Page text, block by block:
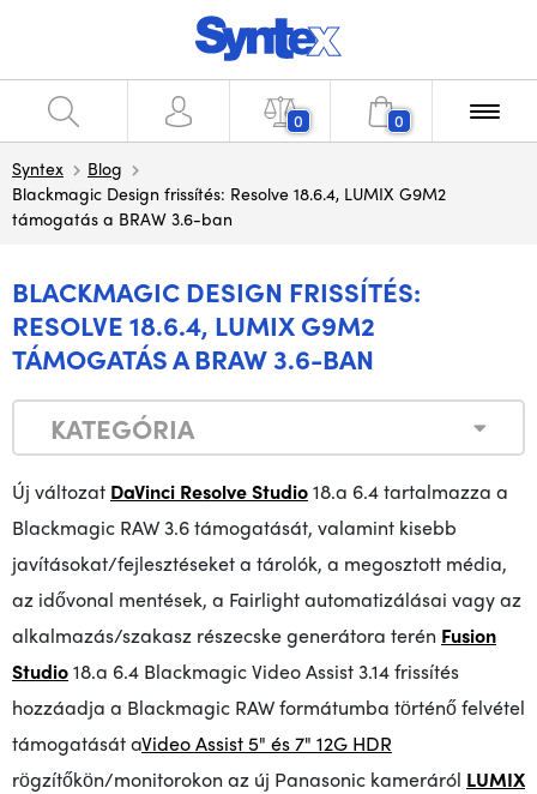
0 0
Syntex
Blog
Blackmagic Design frissítés: Resolve 18.6.4, LUMIX G9M2
támogatás a BRAW 3.6-ban
BLACKMAGIC DESIGN FRISSÍTÉS:
RESOLVE 18.6.4, LUMIX G9M2
TÁMOGATÁS A BRAW 3.6-BAN
KATEGÓRIA
Új változat DaVinci Resolve Studio18.a 6.4 tartalmazza a
Blackmagic RAW 3.6 támogatását, valamint kisebb
javításokat/fejlesztéseket a tárolók, a megosztott média,
az idővonal mentések, a Fairlight automatizálásai vagy az
alkalmazás/szakasz részecske generátora terén Fusion
Studio18.a 6.4 Blackmagic Video Assist 3.14 frissítés
hozzáadja a Blackmagic RAW formátumba történő felvétel
támogatásátaVideo Assist 5" és 7" 12G HDR
rögzítőkön/monitorokon az új Panasonic kameráról LUMIX